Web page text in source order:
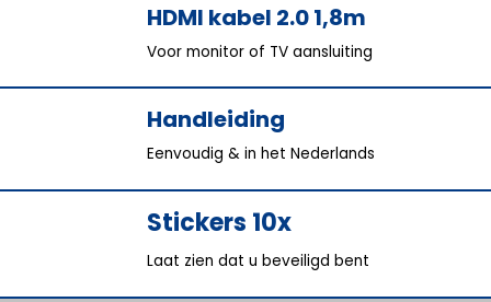
HDMI kabel 2.0 1,8m
Voor monitor of TV aansluiting
Handleiding
Eenvoudig & in het Nederlands
Stickers 10x
Laat zien dat u beveiligd bent